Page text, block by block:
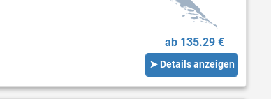
ab 135.29 €
➤ Details anzeigen